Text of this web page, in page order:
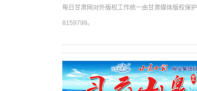
每日甘肃网对外版权工作统一由甘肃媒体版权保
8159799。